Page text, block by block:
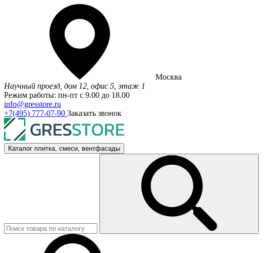
Москва
Научный проезд, дом 12, офис 5, этаж 1
Режим работы: пн-пт с 9.00 до 18.00
info@gresstore.ru
+7(495) 777-07-90 Заказать звонок
Каталог плитка, смеси, вентфасады